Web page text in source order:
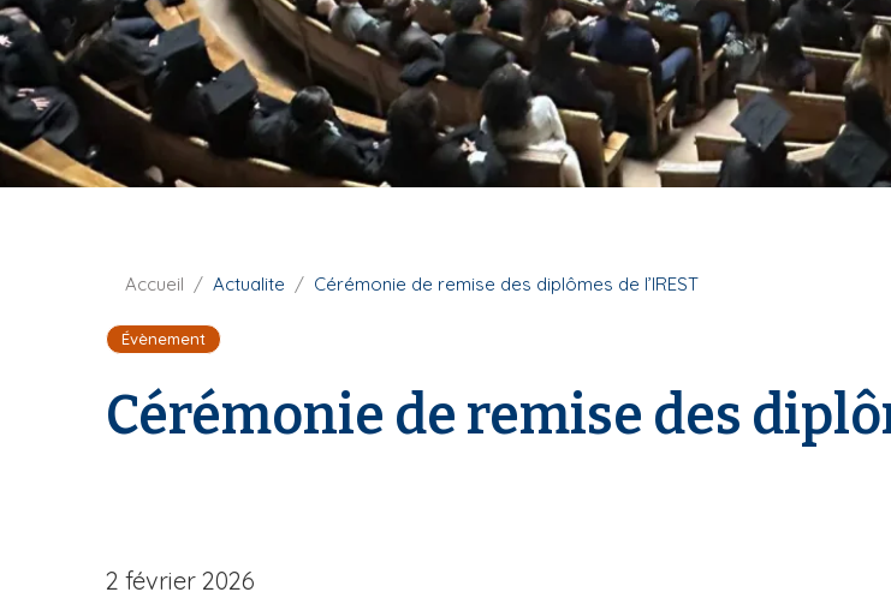
i
p
a
l
F
l
'
A
e
Accueil Actualite Cérémonie de remise des diplômes de l’IREST
Évènement
Cérémonie de remise des
2 février 2026